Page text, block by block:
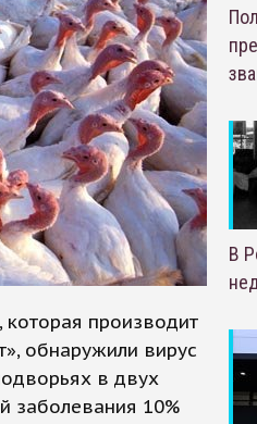
производит
обнаружили вирус
в двух
заболевания 10%
В